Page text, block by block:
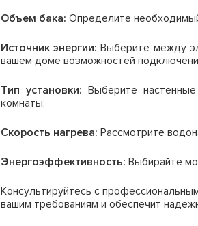
Объем бака: Определите
Источник энергии: Выберите между
вашем доме возможностей
Тип установки: Выберите
комнаты.
Скорость нагрева: Рассмотрите
Энергоэффективность: Выбирайте
Консультируйтесь с
вашим требованиям и обеспечит